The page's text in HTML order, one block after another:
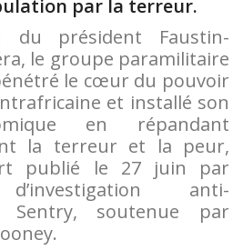
par la terreur.
du président Faustin-
le groupe paramilitaire
le cœur du pouvoir
et installé son
en répandant
la terreur et la peur,
publié le 27 juin par
d’investigation anti-
Sentry, soutenue par